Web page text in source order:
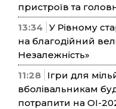
пристроїв та
13:34 У Рівному
на благодійний
Незалежність»
11:28
Ігри для
вболівальникам
потрапити на ОІ-